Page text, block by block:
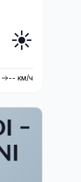
☀️
-- км/ч